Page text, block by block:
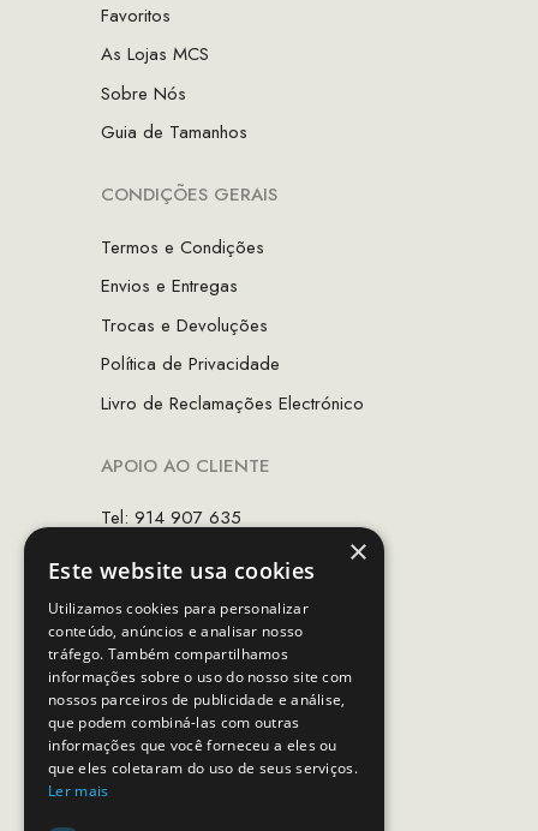
Favoritos
As Lojas MCS
Sobre Nós
Guia de Tamanhos
CONDIÇÕES GERAIS
Termos e Condições
Envios e Entregas
Trocas e Devoluções
Política de Privacidade
Livro de Reclamações Electrónico
APOIO AO CLIENTE
Tel: 914 907 635
Horário de contacto:
Dias úteis das 10h as 19h
SEGUE-NOS
×
Este website usa cookies
Utilizamos cookies para personalizar
conteúdo, anúncios e analisar nosso
tráfego. Também compartilhamos
informações sobre o uso do nosso site com
nossos parceiros de publicidade e análise,
que podem combiná-las com outras
informações que você forneceu a eles ou
que eles coletaram do uso de seus serviços.
Ler mais